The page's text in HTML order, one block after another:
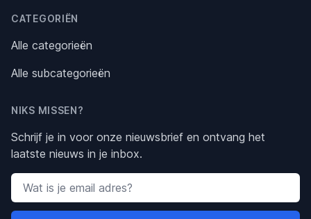
CATEGORIËN
Alle categorieën
Alle subcategorieën
NIKS MISSEN?
Schrijf je in voor onze nieuwsbrief en ontvang het
laatste nieuws in je inbox.
Email address